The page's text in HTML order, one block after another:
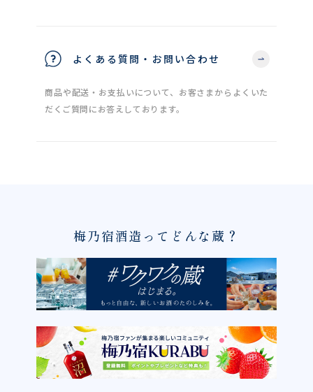
よくある質問・お問い合わせ
商品や配送・お支払いについて、お客さまからよくいた
だくご質問にお答えしております。
梅乃宿酒造ってどんな蔵？